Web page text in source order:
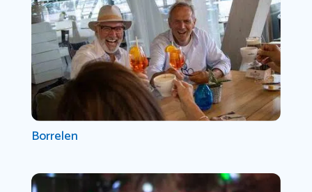
Borrelen